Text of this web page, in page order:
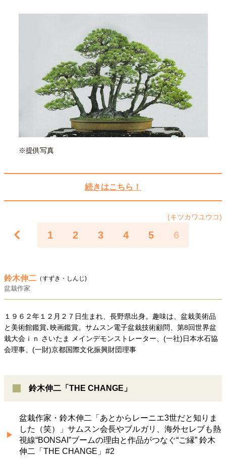
変革の原動力
マインドセット
重圧との向き合い方 一流のルーティン
20代の現在地
10代・20代の土台
ライフスタイル・生き方
病が教えてくれたこと
地域とつながる/お金との付き合い方
※提供写真
続きはこちら！
(キツカワユウコ)
1 2 3 4 5 6
鈴木伸二 （すずき・しんじ)
盆栽作家
１９６２年１２月２７日生まれ、長野県出身。趣味は、盆栽美術品
と美術館鑑賞､映画鑑賞。サムスン電子盆栽技術顧問、第8回世界盆
栽大会ｉｎ さいたま メインデモンストレーター、(一社)日本水石協
会理事、(一財)京都国際文化振興財団理事
鈴木伸二「THE CHANGE」
盆栽作家・鈴木伸二「あとからレーニエ3世だと知りま
した（笑）」サムスン会長やブルガリ、海外セレブも熱
視線“BONSAI”ブームの理由と作品がつなぐ“ご縁” 鈴木
伸二「THE CHANGE」#2